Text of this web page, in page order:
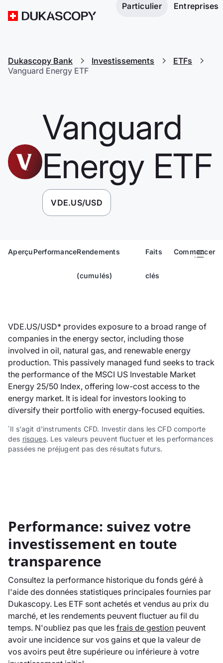
Particulier Entreprises
Dukascopy Bank Investissements
ETFs
Vanguard Energy ETF
Vanguard
Energy ETF
VDE.US/USD
AperçuPerformanceRendements
(cumulés)
Faits
clés
Commencer
VDE.US/USD* provides exposure to a broad range of
companies in the energy sector, including those
involved in oil, natural gas, and renewable energy
production. This passively managed fund seeks to track
the performance of the MSCI US Investable Market
Energy 25/50 Index, offering low-cost access to the
energy market. It is ideal for investors looking to
diversify their portfolio with energy-focused equities.
* Il s'agit d'instruments CFD. Investir dans les CFD comporte
des risques. Les valeurs peuvent fluctuer et les performances
passées ne préjugent pas des résultats futurs.
Performance: suivez votre
investissement en toute
transparence
Consultez la performance historique du fonds géré à
l'aide des données statistiques principales fournies par
Dukascopy. Les ETF sont achetés et vendus au prix du
marché, et les rendements peuvent fluctuer au fil du
temps. N'oubliez pas que les frais de gestion peuvent
avoir une incidence sur vos gains et que la valeur de
vos avoirs peut être supérieure ou inférieure à votre